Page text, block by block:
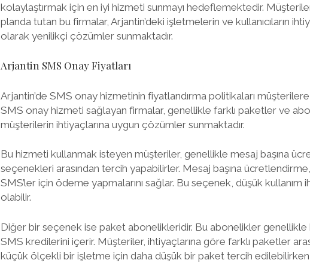
kolaylaştırmak için en iyi hizmeti sunmayı hedeflemektedir.
planda tutan bu firmalar, Arjantin’deki işletmelerin ve kullanıcıların
olarak yenilikçi çözümler sunmaktadır.
Arjantin SMS Onay Fiyatları
Arjantin’de SMS onay hizmetinin fiyatlandırma politikaları
SMS onay hizmeti sağlayan firmalar, genellikle farklı paketler ve
müşterilerin ihtiyaçlarına uygun çözümler sunmaktadır.
Bu hizmeti kullanmak isteyen müşteriler, genellikle mesaj başına
seçenekleri arasından tercih yapabilirler. Mesaj başına
SMS’ler için ödeme yapmalarını sağlar. Bu seçenek, düşük kullanım
olabilir.
Diğer bir seçenek ise paket abonelikleridir. Bu abonelikler genellikle
SMS kredilerini içerir. Müşteriler, ihtiyaçlarına göre farklı paketler
küçük ölçekli bir işletme için daha düşük bir paket tercih